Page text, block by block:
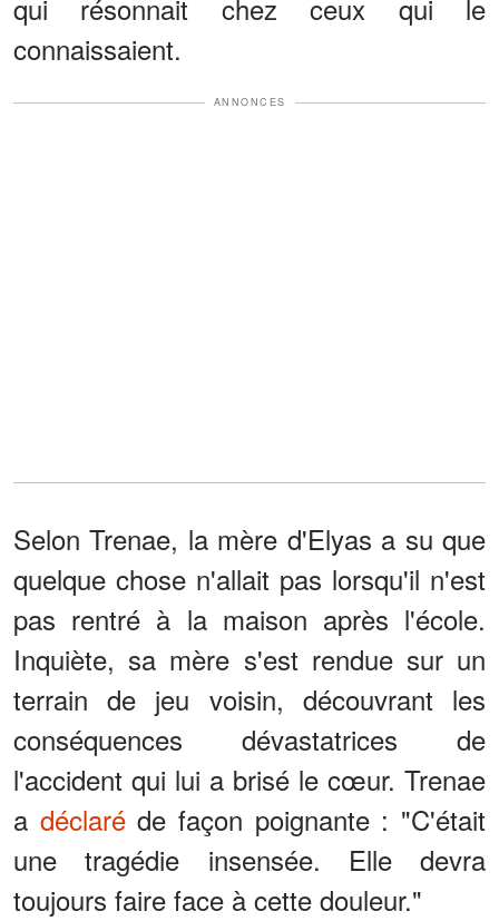
qui résonnait chez ceux qui le
connaissaient.
ANNONCES
Selon Trenae, la mère d'Elyas a su que
quelque chose n'allait pas lorsqu'il n'est
pas rentré à la maison après l'école.
Inquiète, sa mère s'est rendue sur un
terrain de jeu voisin, découvrant les
conséquences dévastatrices de
l'accident qui lui a brisé le cœur. Trenae
a déclaréde façon poignante : "C'était
une tragédie insensée. Elle devra
toujours faire face à cette douleur."